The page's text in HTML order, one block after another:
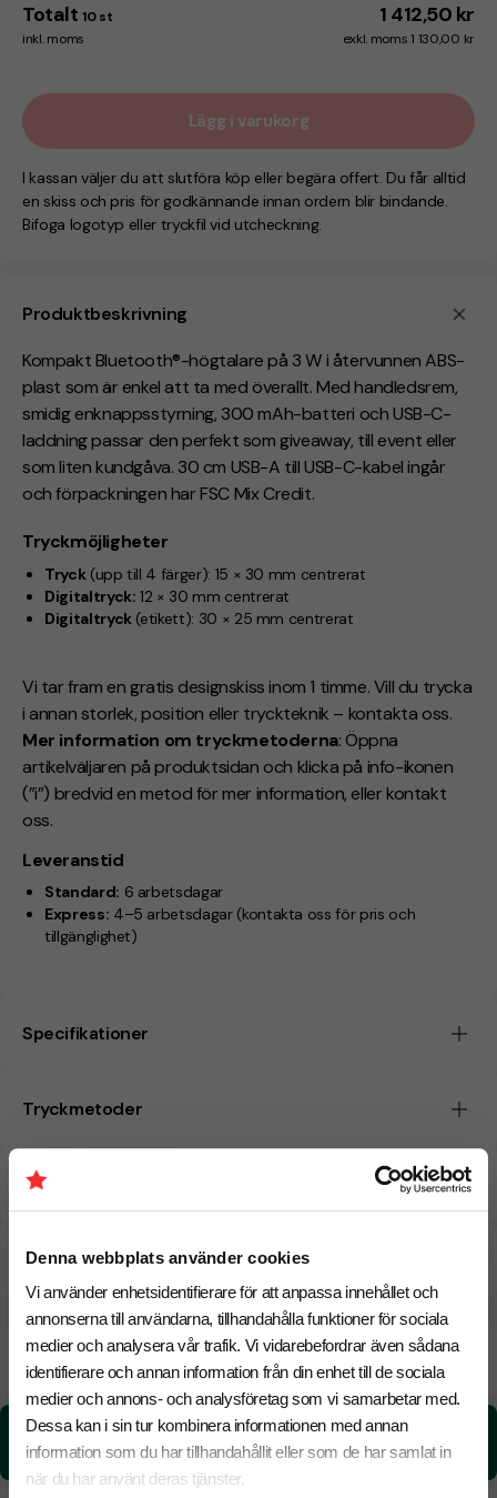
Denna webbplats använder cookies
Vi använder enhetsidentifierare för att anpassa innehållet och
annonserna till användarna, tillhandahålla funktioner för sociala
medier och analysera vår trafik. Vi vidarebefordrar även sådana
identifierare och annan information från din enhet till de sociala
medier och annons- och analysföretag som vi samarbetar med.
Dessa kan i sin tur kombinera informationen med annan
information som du har tillhandahållit eller som de har samlat in
när du har använt deras tjänster.
Produktbeskrivning
KompaktBluetooth®-högtalare på 3 W i återvunnen ABS-
plast som är enkel att ta med överallt. Med handledsrem,
smidig enknappsstyrning, 300 mAh-batteri och USB-C-
laddning passar den perfekt som giveaway, till event eller
som liten kundgåva. 30 cm USB-A till USB-C-kabel ingår
och förpackningen har FSC Mix Credit.
Tryckmöjligheter
Tryck(upp till 4 färger): 15 × 30 mm centrerat
Digitaltryck: 12 × 30 mm centrerat
Digitaltryck(etikett): 30 × 25 mm centrerat
Vi tar fram en gratis designskiss inom 1 timme. Vill du trycka
i annan storlek, position eller tryckteknik – kontakta oss.
Mer information om tryckmetoderna: Öppna
artikelväljaren på produktsidan och klicka på info-ikonen
(”i”) bredvid en metod för mer information, eller kontakt
oss.
Leveranstid
Standard: 6 arbetsdagar
Express: 4–5 arbetsdagar (kontakta oss för pris och
tillgänglighet)
Specifikationer
Tryckmetoder
Pristabell
CO₂e -avtryck
Totalt 10 st 1 412,50 kr
inkl. moms exkl. moms 1 130,00 kr
Lägg i varukorg
I kassan väljer du att slutföra köp eller begära offert. Du får alltid
en skiss och pris för godkännande innan ordern blir bindande.
Bifoga logotyp eller tryckfil vid utcheckning.
18 Augusti Beräknad leveranstid: 6 arbetsdagar
Snabbare leverans? Kontakta oss.
CO₂e -avtryck:
4,924521784 kg CO₂e / per styck